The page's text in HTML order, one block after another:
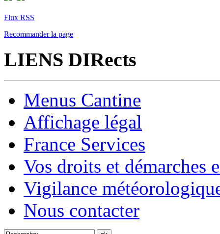
Flux RSS
Recommander la page
LIENS DIRects
Menus Cantine
Affichage légal
France Services
Vos droits et démarches
Vigilance
Nous contacter